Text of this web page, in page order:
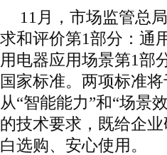
11月，市场监管总
求和评价第1部分：通
用电器应用场景第1部
国家标准。两项标准
从“智能能力”和“场景
的技术要求，既给企
白选购、安心使用。